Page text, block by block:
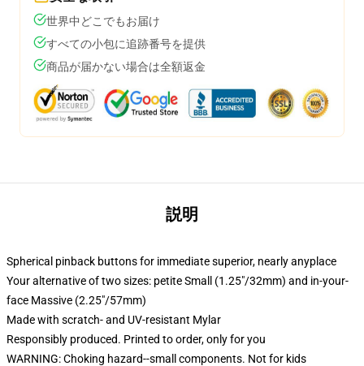
世界中どこでもお届け
すべての小包に追跡番号を提供
商品が届かない場合は全額返金
説明
Spherical pinback buttons for immediate superior, nearly anyplace
Your alternative of two sizes: petite Small (1.25"/32mm) and in-your-
face Massive (2.25"/57mm)
Made with scratch- and UV-resistant Mylar
Responsibly produced. Printed to order, only for you
WARNING: Choking hazard--small components. Not for kids